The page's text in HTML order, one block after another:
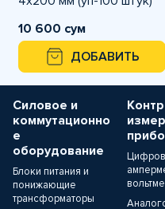
10 600 сум
ДОБАВИТЬ
Силовое и
коммутационно
е
оборудование
Блоки питания и
понижающие
трансформаторы